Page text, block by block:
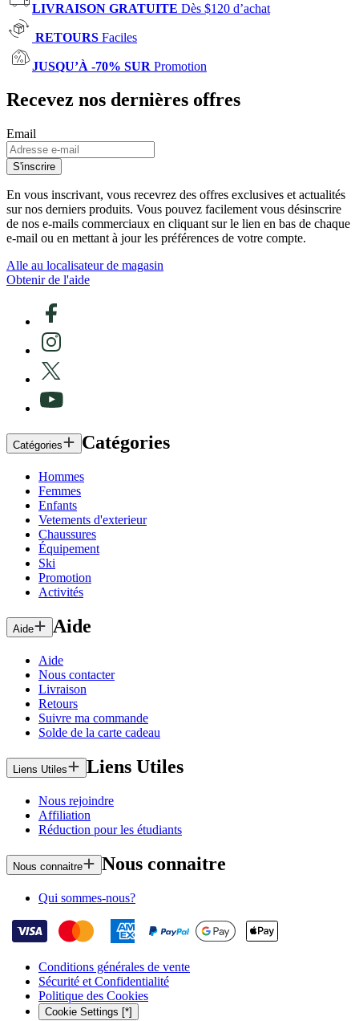
LIVRAISON GRATUITE Dès $120 d’achat
RETOURS Faciles
JUSQU’À -70% SUR Promotion
Recevez nos dernières offres
Email
S'inscrire
En vous inscrivant, vous recevrez des offres exclusives et actualités
sur nos derniers produits. Vous pouvez facilement vous désinscrire
de nos e-mails commerciaux en cliquant sur le lien en bas de chaque
e-mail ou en mettant à jour les préférences de votre compte.
Alle au localisateur de magasin
Obtenir de l'aide
Catégories Catégories
Hommes
Femmes
Enfants
Vetements d'exterieur
Chaussures
Équipement
Ski
Promotion
Activités
Aide Aide
Aide
Nous contacter
Livraison
Retours
Suivre ma commande
Solde de la carte cadeau
Liens Utiles Liens Utiles
Nous rejoindre
Affiliation
Réduction pour les étudiants
Nous connaitre Nous connaitre
Qui sommes-nous?
Conditions générales de vente
Sécurité et Confidentialité
Politique des Cookies
Cookie Settings [*]